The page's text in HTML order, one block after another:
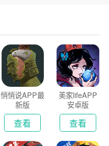
悄悄说APP最
新版
查看
美家lifeAPP
安卓版
查看